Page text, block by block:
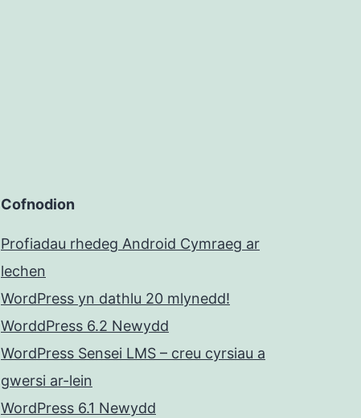
Cofnodion
Profiadau rhedeg Android Cymraeg ar
lechen
WordPress yn dathlu 20 mlynedd!
WorddPress 6.2 Newydd
WordPress Sensei LMS – creu cyrsiau a
gwersi ar-lein
WordPress 6.1 Newydd